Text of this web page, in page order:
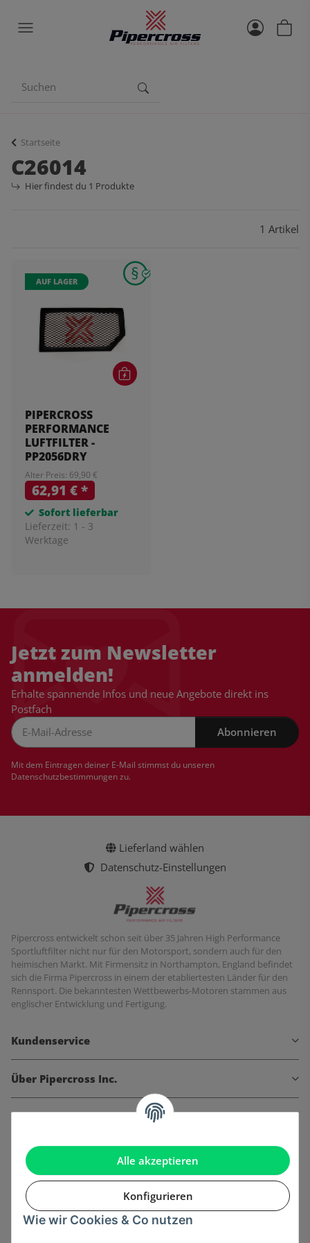
Alle akzeptieren
Konfigurieren
Wie wir Cookies & Co nutzen
Startseite
C26014
Hier findest du 1 Produkte
1 Artikel
AUF LAGER
PIPERCROSS
PERFORMANCE
LUFTFILTER -
PP2056DRY
Alter Preis: 69,90 €
62,91 €*
Sofort lieferbar
Lieferzeit: 1 - 3
Werktage
Jetzt zum Newsletter
anmelden!
Erhalte spannende Infos und neue Angebote direkt ins
Postfach
Abonnieren
Mit dem Eintragen deiner E-Mail stimmst du unseren
Datenschutzbestimmungenzu.
Lieferland wählen
Datenschutz-Einstellungen
Pipercross entwickelt schon seit über 35 Jahren High Performance
Sportluftfilter nicht nur für den Motorsport, sondern auch für den
heimischen Markt. Mit Firmensitz in Northampton, England befindet
sich die Firma Pipercross in einem der etabliertesten Länder für den
Rennsport. Die bekanntesten Wettbewerbs-Motoren stammen aus
englischer Entwicklung und Fertigung.
Kundenservice
Über Pipercross Inc.
Informationen
Gesetzliche Informationen